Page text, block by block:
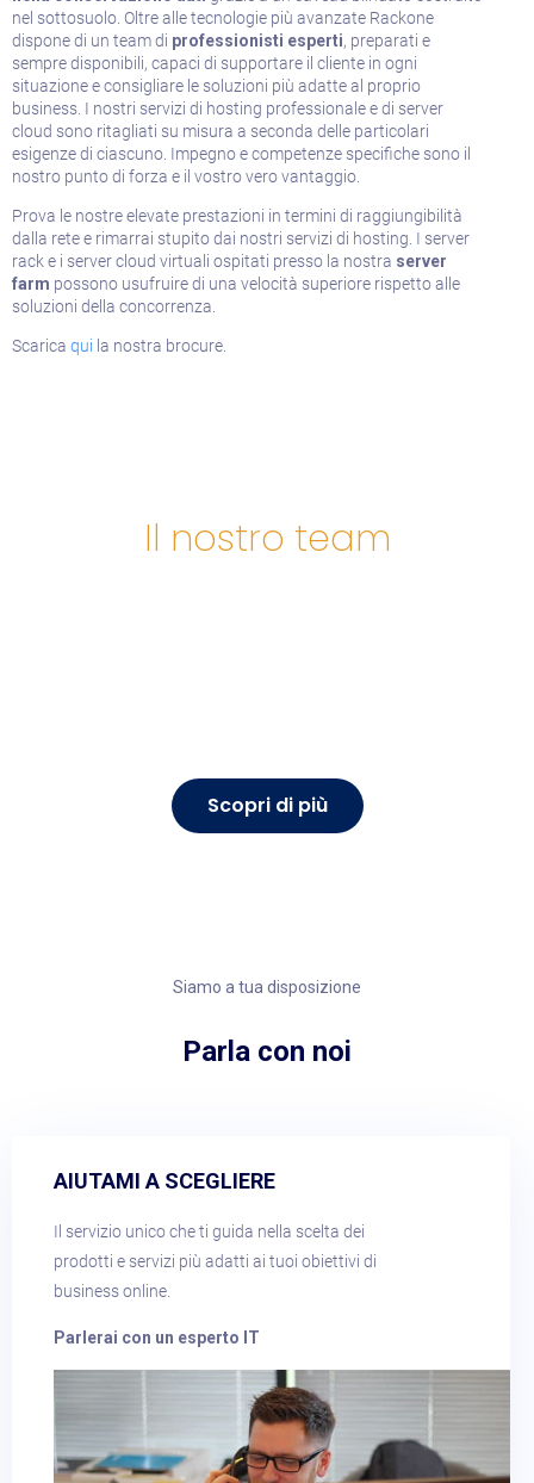
nel sottosuolo. Oltre alle tecnologie più avanzate Rackone
dispone di un team di professionisti esperti, preparati e
sempre disponibili, capaci di supportare il cliente in ogni
situazione e consigliare le soluzioni più adatte al proprio
business. I nostri servizi di hosting professionale e di server
cloud sono ritagliati su misura a seconda delle particolari
esigenze di ciascuno. Impegno e competenze specifiche sono il
nostro punto di forza e il vostro vero vantaggio.
Prova le nostre elevate prestazioni in termini di raggiungibilità
dalla rete e rimarrai stupito dai nostri servizi di hosting. I server
rack e i server cloud virtuali ospitati presso la nostra server
farm possono usufruire di una velocità superiore rispetto alle
soluzioni della concorrenza.
Scarica qui la nostra brocure.
Il nostro team
Scopri di più
Siamo a tua disposizione
Parla con noi​
AIUTAMI A SCEGLIERE​
Il servizio unico che ti guida nella scelta dei
prodotti e servizi più adatti ai tuoi obiettivi di
business online.
Parlerai con un esperto IT